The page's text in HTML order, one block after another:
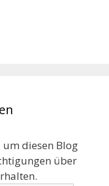
um diesen Blog
über